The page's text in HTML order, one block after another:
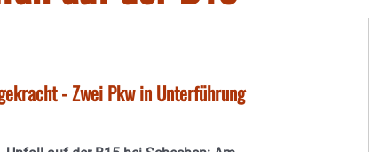
- Zwei Pkw in Unterführung